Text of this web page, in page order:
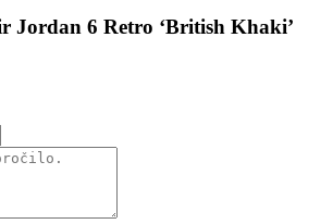
Jordan 6 Retro ‘British Khaki’